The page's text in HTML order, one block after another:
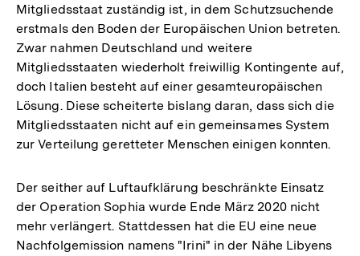
Mitgliedsstaat zuständig ist, in dem Schutzsuchende
erstmals den Boden der Europäischen Union betreten.
Zwar nahmen Deutschland und weitere
Mitgliedsstaaten wiederholt freiwillig Kontingente auf,
doch Italien besteht auf einer gesamteuropäischen
Lösung. Diese scheiterte bislang daran, dass sich die
Mitgliedsstaaten nicht auf ein gemeinsames System
zur Verteilung geretteter Menschen einigen konnten.
Der seither auf Luftaufklärung beschränkte Einsatz
der Operation Sophia wurde Ende März 2020 nicht
mehr verlängert. Stattdessen hat die EU eine neue
Nachfolgemission namens "Irini" in der Nähe Libyens